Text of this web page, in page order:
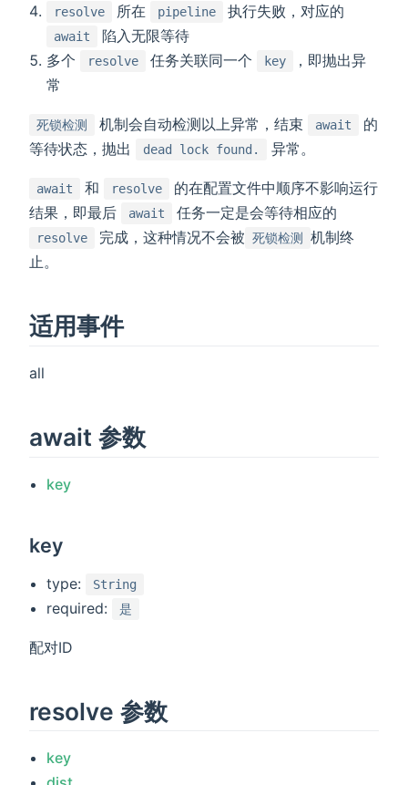
resolve 所在 pipeline 执行失败，对应的
await
陷入无限等待
多个
resolve 任务关联同一个 key
，即抛出异
常
死锁检测 机制会自动检测以上异常，结束 await
的
等待状态，抛出
dead lock found. 异常。
await 和 resolve
的在配置文件中顺序不影响运行
结果，即最后
await 任务一定是会等待相应的
resolve 完成，这种情况不会被 死锁检测
机制终
止。
适用事件
all
await 参数
key
key
type: String
required: 是
配对ID
resolve 参数
key